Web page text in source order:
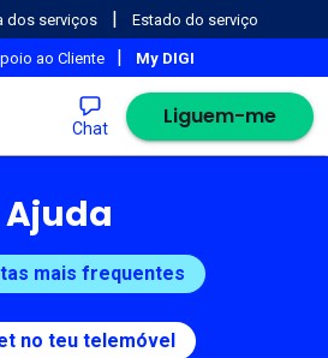
dos serviços | Estado do serviço
ao Cliente | My DIGI
Chat Liguem-me
Ajuda
mais frequentes
no teu telemóvel